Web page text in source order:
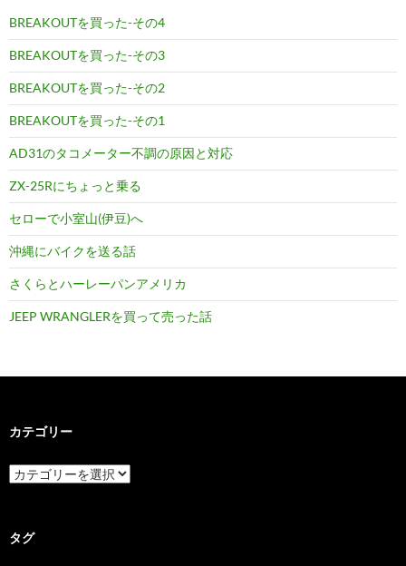
BREAKOUTを買った-その4
BREAKOUTを買った-その3
BREAKOUTを買った-その2
BREAKOUTを買った-その1
AD31のタコメーター不調の原因と対応
ZX-25Rにちょっと乗る
セローで小室山(伊豆)へ
沖縄にバイクを送る話
さくらとハーレーパンアメリカ
JEEP WRANGLERを買って売った話
カテゴリー
カ
テ
ー
タグ